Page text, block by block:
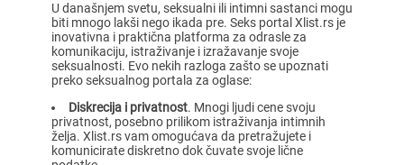
U današnjem svetu, seksualni ili intimni sastanci mogu
biti mnogo lakši nego ikada pre. Seks portal Xlist.rs je
inovativna i praktična platforma za odrasle za
komunikaciju, istraživanje i izražavanje svoje
seksualnosti. Evo nekih razloga zašto se upoznati
preko seksualnog portala za oglase:
Diskrecija i privatnost. Mnogi ljudi cene svoju
privatnost, posebno prilikom istraživanja intimnih
želja. Xlist.rs vam omogućava da pretražujete i
komunicirate diskretno dok čuvate svoje lične